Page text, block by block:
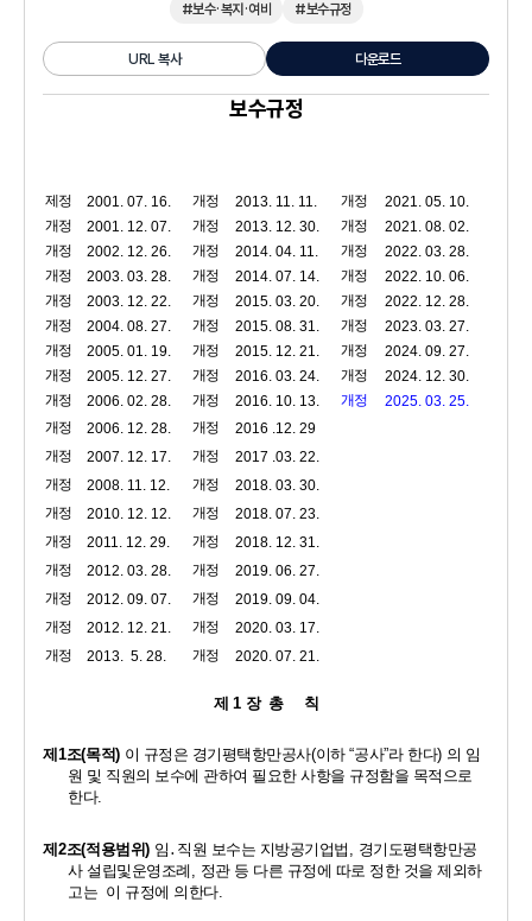
#보수·복지·여비 #보수규정
URL 복사 다운로드
보수규정
제정 2001. 07. 16. 개정 2013. 11. 11. 개정
2021. 05. 10.
개정
2001. 12. 07. 개정 2013. 12. 30. 개정
2021. 08. 02.
개정
2002. 12. 26. 개정 2014. 04. 11. 개정
2022. 03. 28.
개정
2003. 03. 28. 개정 2014. 07. 14. 개정
2022. 10. 06.
개정
2003. 12. 22. 개정 2015. 03. 20. 개정
2022. 12. 28.
개정
2004. 08. 27. 개정 2015. 08. 31. 개정
2023. 03. 27.
개정
2005. 01. 19. 개정 2015. 12. 21. 개정
2024. 09. 27.
개정
2005. 12. 27. 개정 2016. 03. 24. 개정
2024. 12. 30.
개정
2006. 02. 28. 개정 2016. 10. 13. 개정
2025. 03. 25.
개정
2006. 12. 28. 개정
2016 .12. 29
개정
2007. 12. 17. 개정
2017 .03. 22.
개정
2008. 11. 12. 개정
2018. 03. 30.
개정
2010. 12. 12. 개정
2018. 07. 23.
개정
2011. 12. 29. 개정
2018. 12. 31.
개정
2012. 03. 28. 개정
2019. 06. 27.
개정
2012. 09. 07. 개정
2019. 09. 04.
개정
2012. 12. 21. 개정
2020. 03. 17.
개정
2013.  5. 28. 개정 2020. 07. 21.
제 1 장  총     칙
제 1조(목적) 이 규정은 경기평택항만공사(이하 “공사”라 한다) 의 임
원 및 직원의 보수에 관하여 필요한 사항을 규정함을 목적으로
한다.
제 2조(적용범위) 임 ․ 직원 보수는 지방공기업법 , 경기도평택항만공
사 설립및운영조례 , 정관 등 다른 규정에 따로 정한 것을 제외하
고는  이 규정에 의한다.